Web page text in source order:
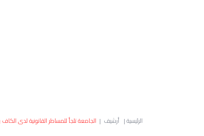
الرئيسية| أرشيف | الجامعة تلجأ للمساطر القانونية لدى